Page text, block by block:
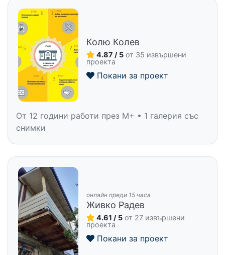
Колю Колев
4.87 / 5 от 35 извършени
проекта
Покани за проект
От 12 години работи през M+ • 1 галерия със
снимки
онлайн преди 15 часа
Живко Радев
4.61 / 5 от 27 извършени
проекта
Покани за проект